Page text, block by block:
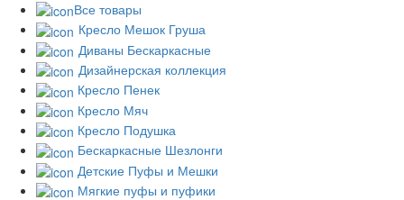
Все товары
Кресло Мешок Груша
Диваны Бескаркасные
Дизайнерская коллекция
Кресло Пенек
Кресло Мяч
Кресло Подушка
Бескаркасные Шезлонги
Детские Пуфы и Мешки
Мягкие пуфы и пуфики